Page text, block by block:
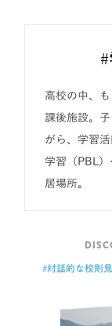
高校の中、
課後施設。
がら、 学習
学習（PBL
居場所。
#対話的な校則